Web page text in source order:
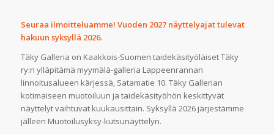
Seuraa ilmoitteluamme! Vuoden 2027 näyttelyajat tulevat
hakuun syksyllä 2026.
Täky Galleria on Kaakkois-Suomen taidekäsityöläiset Täky
ry:n ylläpitämä myymälä-galleria Lappeenrannan
linnoitusalueen kärjessä, Satamatie 10. Täky Gallerian
kotimaiseen muotoiluun ja taidekäsityöhön keskittyvät
näyttelyt vaihtuvat kuukausittain. Syksyllä 2026 järjestämme
jälleen Muotoilusyksy-kutsunäyttelyn.